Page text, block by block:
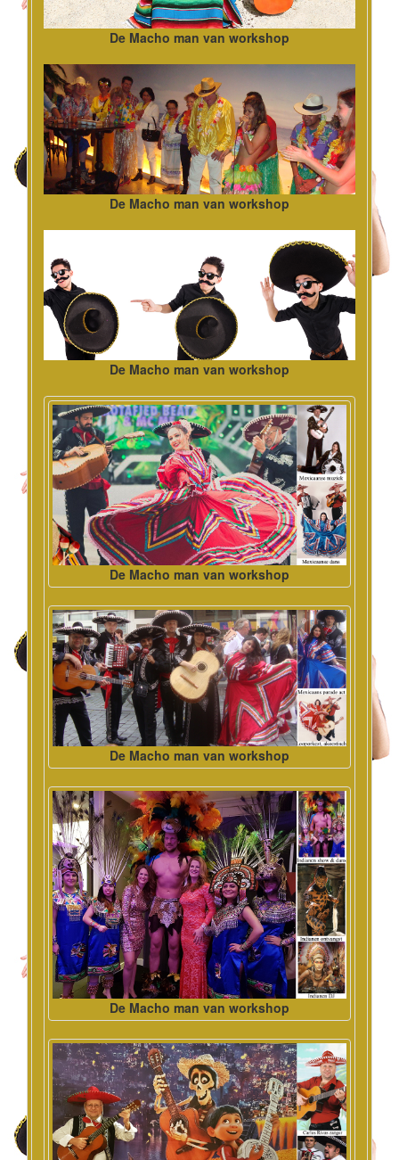
De Macho man van workshop
De Macho man van workshop
De Macho man van workshop
De Macho man van workshop
De Macho man van workshop
De Macho man van workshop